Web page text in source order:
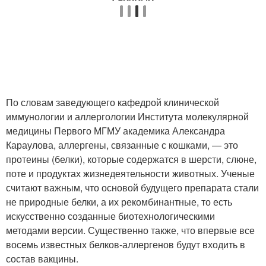
По словам заведующего кафедрой клинической
иммунологии и аллергологии Института молекулярной
медицины Первого МГМУ академика Александра
Караулова, аллергены, связанные с кошками, — это
протеины (белки), которые содержатся в шерсти, слюне,
поте и продуктах жизнедеятельности животных. Ученые
считают важным, что основой будущего препарата стали
не природные белки, а их рекомбинантные, то есть
искусственно созданные биотехнологическими
методами версии. Существенно также, что впервые все
восемь известных белков-аллергенов будут входить в
состав вакцины.